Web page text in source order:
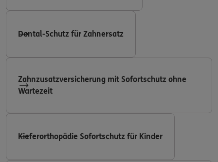
Dental-Schutz für Zahnersatz
Zahnzusatzversicherung mit Sofortschutz ohne
Wartezeit
Kieferorthopädie Sofortschutz für Kinder